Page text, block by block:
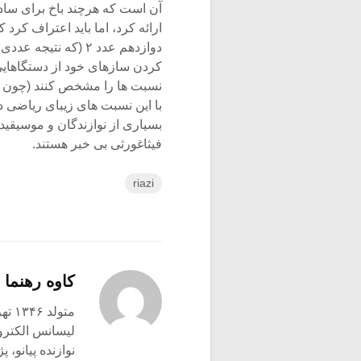
آن است که هرچند باخ برای
ارائه کرد، اما باید اعتراف
دوازدهم عدد ۲ (که نتیجه عددی گنگ است) عملا” باعث شد که موسیقیدان ها برای کوک
کردن سازهای خود از
نسبت ها را مشخص کنند (چون
با این نسبت های زیبای
بسیاری از نوازندگان و
فیثاغورثی بی خبر هستند.
riazi
کاوه رهنما
متولد ۱۳۴۶ تهران
لیسانس
نوازنده